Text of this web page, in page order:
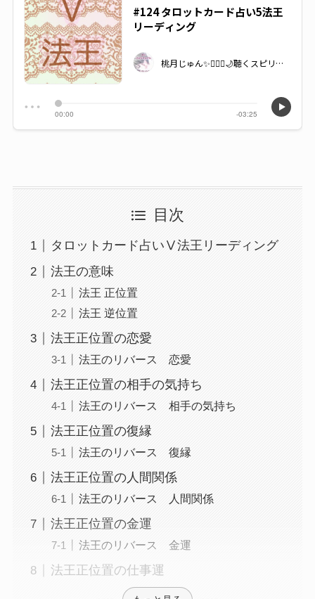
目次
タロットカード占いⅤ法王リーディング
法王の意味
法王 正位置
法王 逆位置
法王正位置の恋愛
法王のリバース 恋愛
法王正位置の相手の気持ち
法王のリバース 相手の気持ち
法王正位置の復縁
法王のリバース 復縁
法王正位置の人間関係
法王のリバース 人間関係
法王正位置の金運
法王のリバース 金運
法王正位置の仕事運